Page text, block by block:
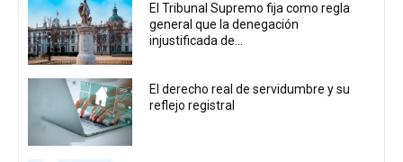
El Tribunal Supremo fija como regla
general que la denegación
injustificada de...
El derecho real de servidumbre y su
reflejo registral